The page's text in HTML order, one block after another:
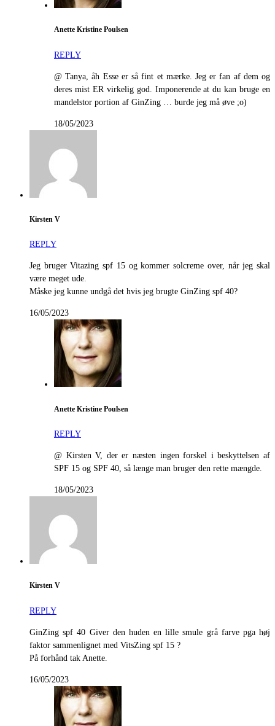
Anette Kristine Poulsen
REPLY
@ Tanya, åh Esse er så fint et mærke. Jeg er fan af dem og
deres mist ER virkelig god. Imponerende at du kan bruge en
mandelstor portion af GinZing … burde jeg må øve ;o)
18/05/2023
Kirsten V
REPLY
Jeg bruger Vitazing spf 15 og kommer solcreme over, når jeg skal
være meget ude.
Måske jeg kunne undgå det hvis jeg brugte GinZing spf 40?
16/05/2023
Anette Kristine Poulsen
REPLY
@ Kirsten V, der er næsten ingen forskel i beskyttelsen af
SPF 15 og SPF 40, så længe man bruger den rette mængde.
18/05/2023
Kirsten V
REPLY
GinZing spf 40 Giver den huden en lille smule grå farve pga høj
faktor sammenlignet med VitsZing spf 15 ?
På forhånd tak Anette.
16/05/2023